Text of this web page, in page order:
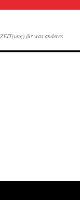
ZEIT(ung) für was anderes